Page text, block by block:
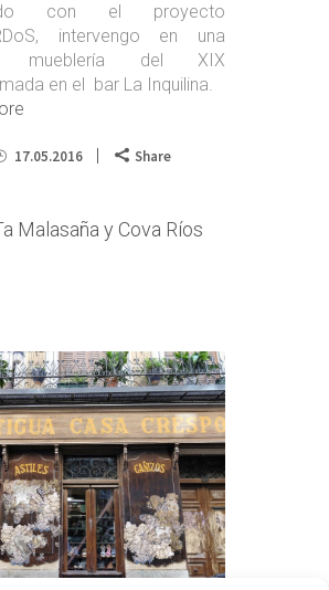
con el proyecto
intervengo en una
mueblería del XIX
en el bar La Inquilina.
17.05.2016 Share
Malasaña y Cova Ríos